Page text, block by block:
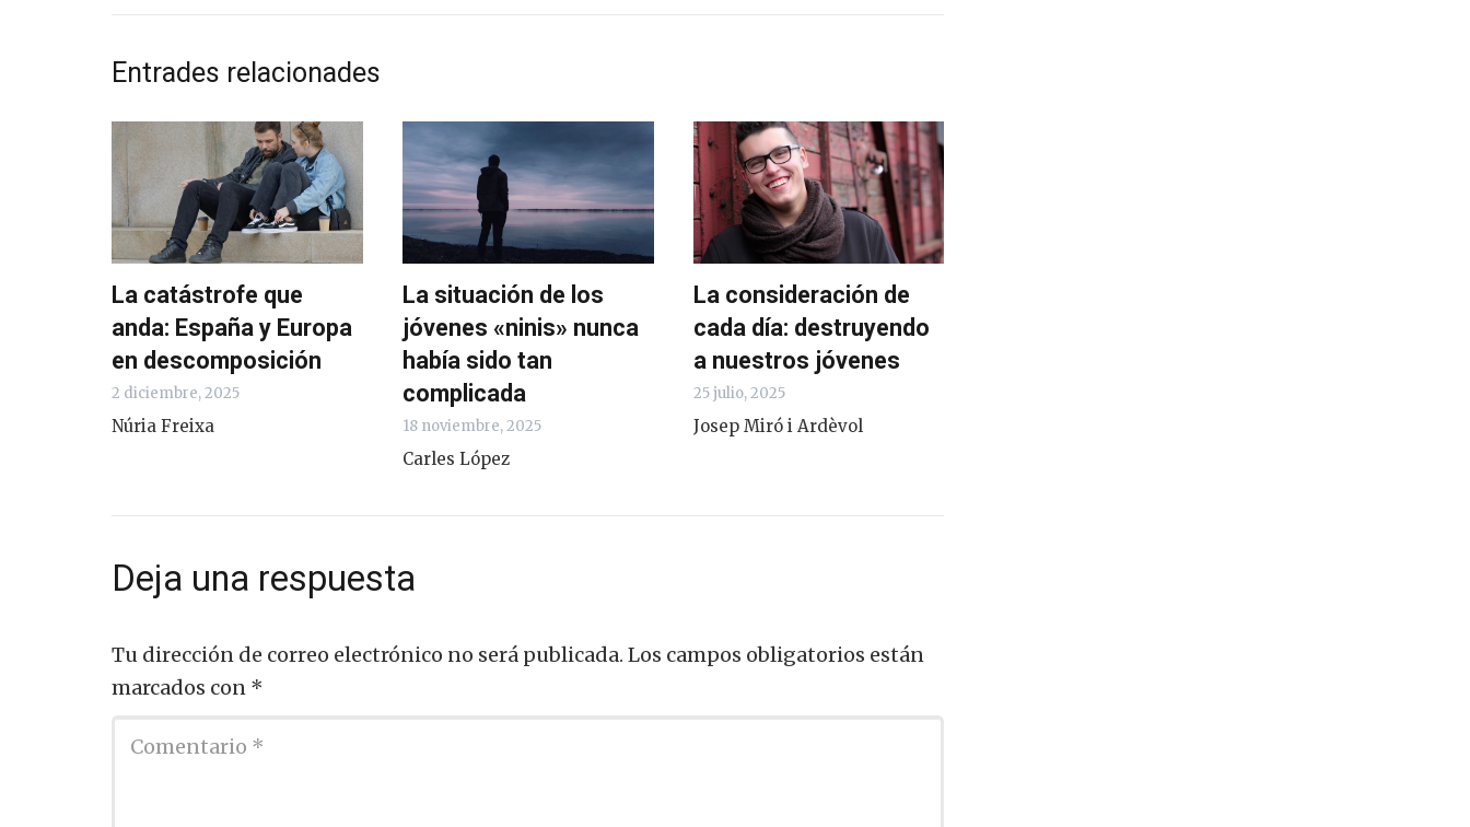
Entrades relacionades
La catástrofe que
anda: España y Europa
en descomposición
2 diciembre, 2025
Núria Freixa
La situación de los
jóvenes «ninis» nunca
había sido tan
complicada
18 noviembre, 2025
Carles López
La consideración de
cada día: destruyendo
a nuestros jóvenes
25 julio, 2025
Josep Miró i Ardèvol
Deja una respuesta
Tu dirección de correo electrónico no será publicada. Los campos obligatorios están
marcados con *